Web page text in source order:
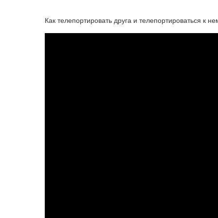
Как телепортировать друга и телепортироваться к